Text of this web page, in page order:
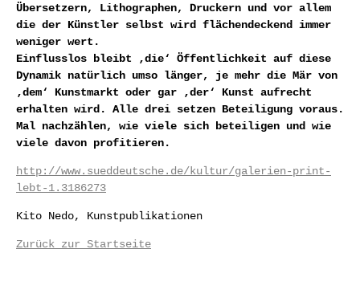
Übersetzern, Lithographen, Druckern und vor allem
die der Künstler selbst wird flächendeckend immer
weniger wert.
Einflusslos bleibt ‚die‘ Öffentlichkeit auf diese
Dynamik natürlich umso länger, je mehr die Mär von
‚dem‘ Kunstmarkt oder gar ‚der‘ Kunst aufrecht
erhalten wird. Alle drei setzen Beteiligung voraus.
Mal nachzählen, wie viele sich beteiligen und wie
viele davon profitieren.
http://www.sueddeutsche.de/kultur/galerien-print-
lebt-1.3186273
Kito Nedo, Kunstpublikationen
Zurück zur Startseite